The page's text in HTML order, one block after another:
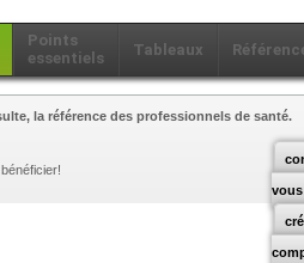
Points
essentiels
Tableaux
vous
la référence des professionnels de santé.